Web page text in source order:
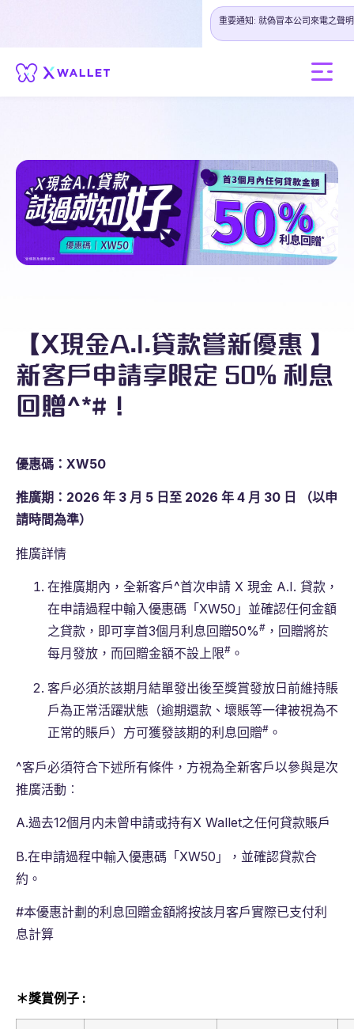
重要通知: 就偽冒本公司來電之聲明
【X現金A.I.貸款嘗新優惠 】
新客戶申請享限定 50% 利息
回贈^*#！
優惠碼：XW50
推廣期：2026 年 3 月 5 日至 2026 年 4 月 30 日
（以申
請時間為準）
推廣詳情
在推廣期內，全新客戶^首次申請 X 現金 A.I. 貸款，
在申請過程中輸入優惠碼「XW50」並確認任何金額
之貸款，即可享首3個月利息回贈50%# ，回贈將於
每月發放，而回贈金額不設上限# 。
客戶必須於該期月結單發出後至獎賞發放日前維持賬
戶為正常活躍狀態（逾期還款、壞賬等一律被視為不
正常的賬戶）方可獲發該期的利息回贈# 。
^客戶必須符合下述所有條件，方視為全新客戶以參與是次
推廣活動︰
A.過去12個月内未曾申請或持有X Wallet之任何貸款賬戶
B.在申請過程中輸入優惠碼「XW50」，並確認貸款合
約。
#本優惠計劃的利息回贈金額將按該月客戶實際已支付利
息計算
＊獎賞例子 :